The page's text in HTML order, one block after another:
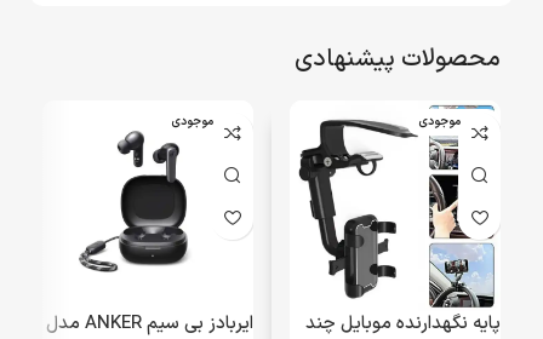
محصولات پیشنهادی
اتمام موجودی
پایه نگهدارنده موبایل چند
اتمام موجودی
ایربادز بی سیم ANKER مدل